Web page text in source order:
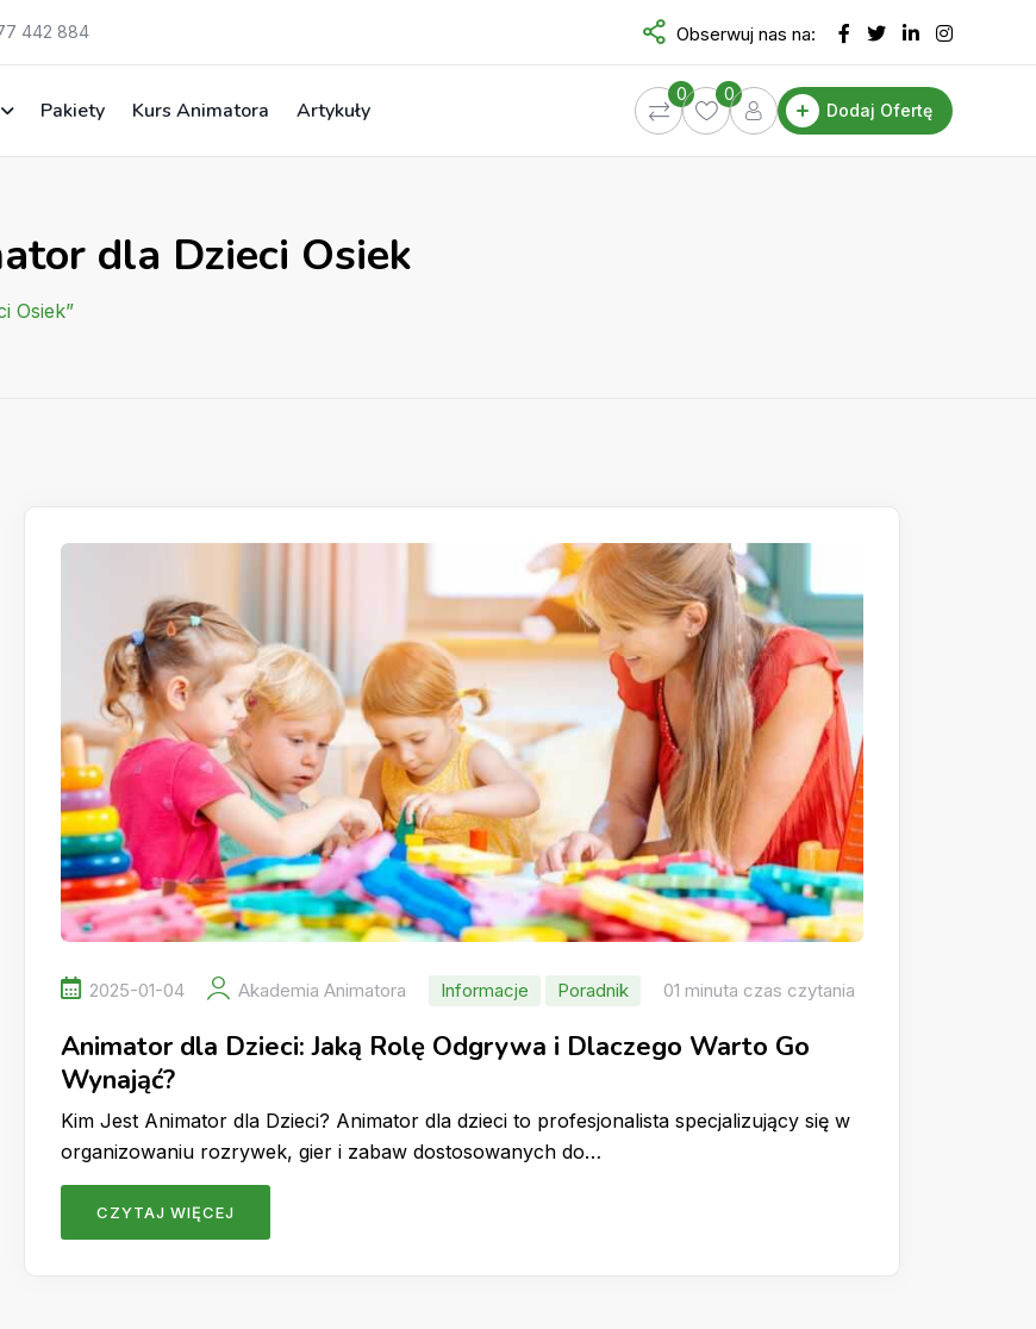
442 884 Obserwuj nas na:
Pakiety Kurs Animatora Artykuły
0
0
Dodaj Ofertę
dla Dzieci Osiek
Osiek”
2025-01-04 Akademia Animatora Informacje Poradnik 01 minuta czas czytania
Animator dla Dzieci: Jaką Rolę Odgrywa i Dlaczego Warto Go
Wynająć?
Kim Jest Animator dla Dzieci? Animator dla dzieci to profesjonalista specjalizujący się w
organizowaniu rozrywek, gier i zabaw dostosowanych do…
CZYTAJ WIĘCEJ